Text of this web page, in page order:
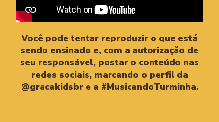
Você pode tentar reproduzir o que está
sendo ensinado e, com a autorização de
seu responsável, postar o conteúdo nas
redes sociais, marcando o perfil da
@gracakidsbr e a #MusicandoTurminha.